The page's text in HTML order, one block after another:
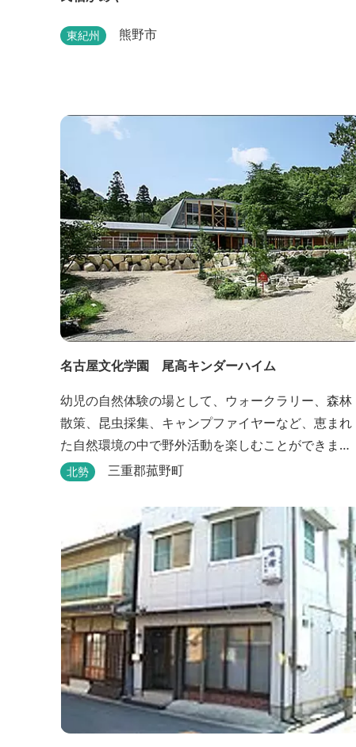
東紀州 熊野市
名古屋文化学園 尾高キンダーハイム
幼児の自然体験の場として、ウォークラリー、森林
散策、昆虫採集、キャンプファイヤーなど、恵まれ
た自然環境の中で野外活動を楽しむことができま
す。
北勢 三重郡菰野町